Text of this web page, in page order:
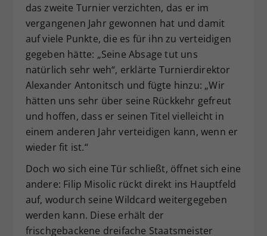
das zweite Turnier verzichten, das er im
vergangenen Jahr gewonnen hat und damit
auf viele Punkte, die es für ihn zu verteidigen
gegeben hätte: „Seine Absage tut uns
natürlich sehr weh“, erklärte Turnierdirektor
Alexander Antonitsch und fügte hinzu: „Wir
hätten uns sehr über seine Rückkehr gefreut
und hoffen, dass er seinen Titel vielleicht in
einem anderen Jahr verteidigen kann, wenn er
wieder fit ist.“
Doch wo sich eine Tür schließt, öffnet sich eine
andere: Filip Misolic rückt direkt ins Hauptfeld
auf, wodurch seine Wildcard weitergegeben
werden kann. Diese erhält der
frischgebackene dreifache Staatsmeister